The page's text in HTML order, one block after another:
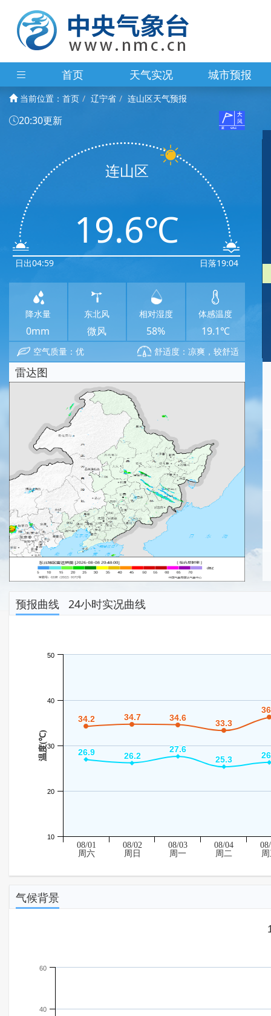
首页 天气实况 城市预报
当前位置： 首页 辽宁省 连山区天气预报
20:30更新
日出04:59
连山区
19.6℃
日落19:04
降水量
0mm
东北风
微风
相对湿度
58%
体感温度
19.1℃
空气质量：优 舒适度：凉爽，较舒适
雷达图
预报曲线 24小时实况曲线
温度(℃)
34.2
34.2 34.7
34.7 34.6
34.6
33.3
33.3
26.9
26.9 26.2
26.2
27.6
27.6
25.3
25.3
10
20
30
40
50
08/01
周六
08/02
周日
08/03
周一
08/04
周二
气候背景
40
60